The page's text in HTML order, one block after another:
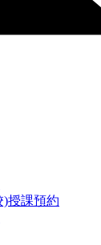
)授課預約